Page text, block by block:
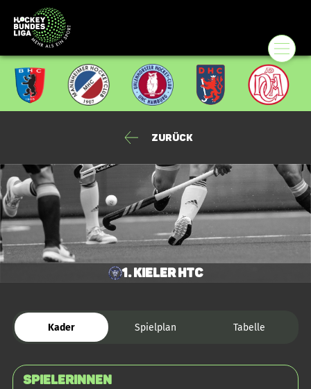
Zurück
1. Kieler HTC
Kader Spielplan Tabelle
SPIELERINNEN